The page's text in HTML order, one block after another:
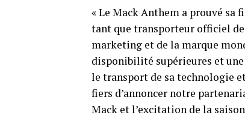
« Le Mack Anthem a prouvé sa
tant que transporteur officiel
marketing et de la marque
disponibilité supérieures et
le transport de sa technologie
fiers d’annoncer notre
Mack et l’excitation de la